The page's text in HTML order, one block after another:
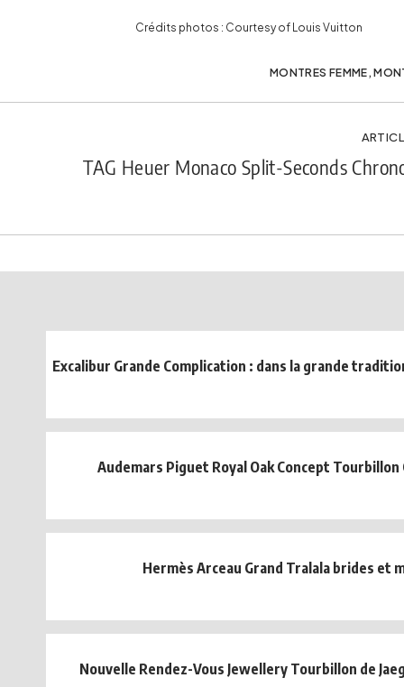
Crédits photos : Courtesy of Louis Vuitton
MONTRES FEMME ,
TAG Heuer Monaco Split-Seconds
Excalibur Grande Complication : dans la grande
Audemars Piguet Royal Oak Concept Tourbillon
Hermès Arceau Grand Tralala brides et
Nouvelle Rendez-Vous Jewellery Tourbillon de